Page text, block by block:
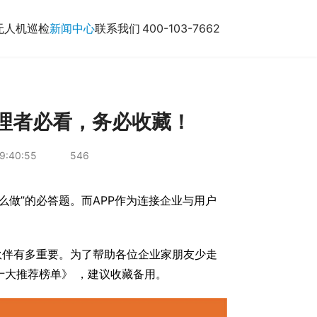
人机巡检新闻中心联系我们 400-103-7662
必看，务必收藏！
546
做”的必答题。而APP作为连接企业与用户
有多重要。为了帮助各位企业家朋友少走
大推荐榜单》 ，建议收藏备用。